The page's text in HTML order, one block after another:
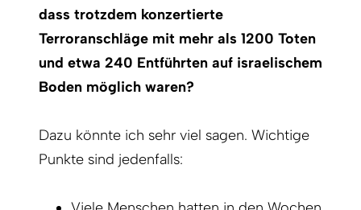
dass trotzdem konzertierte
Terroranschläge mit mehr als 1200 Toten
und etwa 240 Entführten auf israelischem
Boden möglich waren?
Dazu könnte ich sehr viel sagen. Wichtige
Punkte sind jedenfalls: